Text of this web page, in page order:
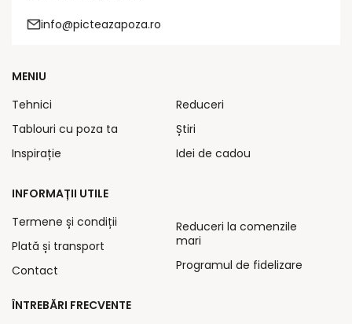
info@picteazapoza.ro
MENIU
Tehnici
Tablouri cu poza ta
Inspirație
Reduceri
Știri
Idei de cadou
INFORMAȚII UTILE
Termene și condiții
Plată și transport
Contact
Reduceri la comenzile
mari
Programul de fidelizare
ÎNTREBĂRI FRECVENTE